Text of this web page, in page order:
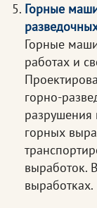
Горные
Горные
работах и
горно-
разрушения
горных
выработок.
выработках.